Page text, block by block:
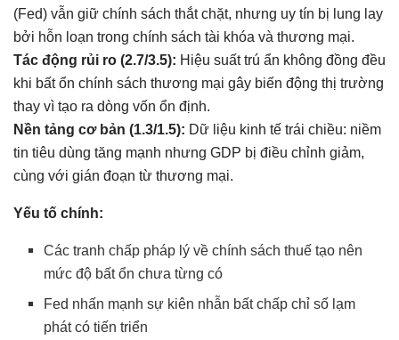
(Fed) vẫn giữ chính sách thắt chặt, nhưng uy tín bị lung lay
bởi hỗn loạn trong chính sách tài khóa và thương mại.
Tác động rủi ro (2.7/3.5): Hiệu suất trú ẩn không đồng đều
khi bất ổn chính sách thương mại gây biến động thị trường
thay vì tạo ra dòng vốn ổn định.
Nền tảng cơ bản (1.3/1.5): Dữ liệu kinh tế trái chiều: niềm
tin tiêu dùng tăng mạnh nhưng GDP bị điều chỉnh giảm,
cùng với gián đoạn từ thương mại.
Yếu tố chính:
Các tranh chấp pháp lý về chính sách thuế tạo nên
mức độ bất ổn chưa từng có
Fed nhấn mạnh sự kiên nhẫn bất chấp chỉ số lạm
phát có tiến triển